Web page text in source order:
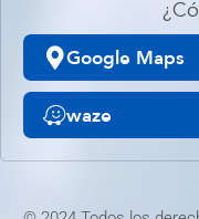
Google Maps
waze